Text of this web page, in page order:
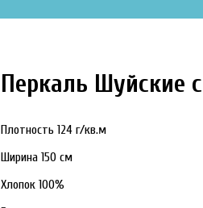
Перкаль Шуйские
Плотность 124 г/кв.м
Ширина 150 см
Хлопок 100%